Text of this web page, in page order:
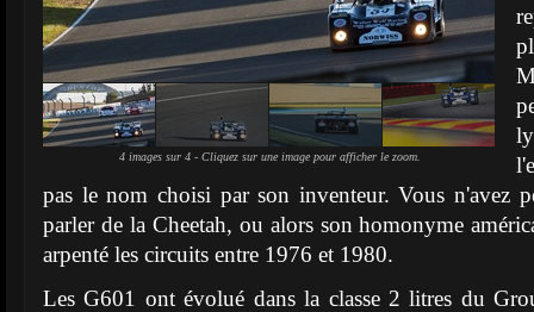
4 images sur 4 - Cliquez sur une image pour afficher le zoom.
pas le nom choisi par son inventeur. Vous n'avez
parler de la Cheetah, ou alors son homonyme
arpenté les circuits entre 1976 et 1980.
Les G601 ont évolué dans la classe 2 litres du